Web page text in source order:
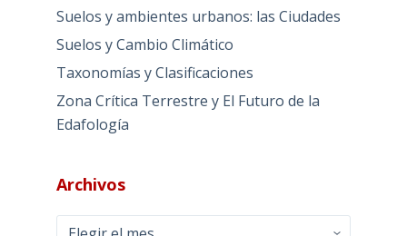
Suelos y ambientes urbanos: las Ciudades
Suelos y Cambio Climático
Taxonomías y Clasificaciones
Zona Crítica Terrestre y El Futuro de la
Edafología
Archivos
Archivos